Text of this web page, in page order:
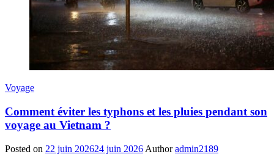
Voyage
Comment éviter les typhons et les pluies pendant son
voyage au Vietnam ?
Posted on 22 juin 202624 juin 2026 Author admin2189